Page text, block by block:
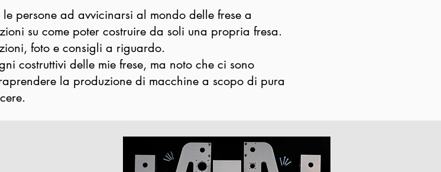
persone ad avvicinarsi al mondo delle frese a
su come poter costruire da soli una propria fresa.
foto e consigli a riguardo.
costruttivi delle mie frese, ma noto che ci sono
la produzione di macchine a scopo di pura